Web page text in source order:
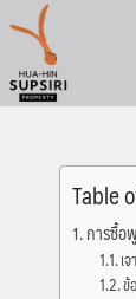
content
Table
การซื้อ
เ
ข้